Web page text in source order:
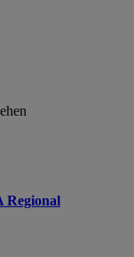
Regional